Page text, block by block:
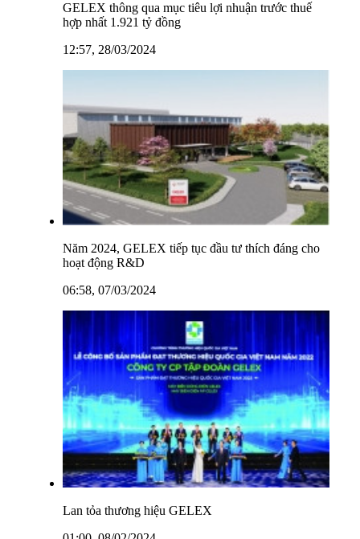
GELEX thông qua mục tiêu lợi nhuận trước thuế
hợp nhất 1.921 tỷ đồng
12:57, 28/03/2024
Năm 2024, GELEX tiếp tục đầu tư thích đáng cho
hoạt động R&D
06:58, 07/03/2024
Lan tỏa thương hiệu GELEX